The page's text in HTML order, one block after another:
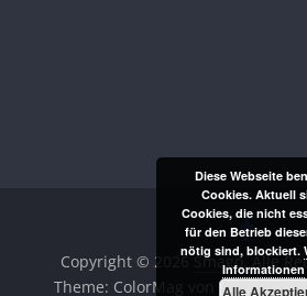
Copyright © 2026Smago. Alle
Theme: ColorMag von
Diese Webseite
Cookies. Aktuell
Cookies, die nicht
für den Betrieb
nötig sind, blockiert.
Informationen
Alle